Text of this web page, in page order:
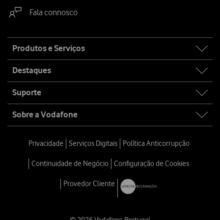
Fala connosco
map
Produtos e Serviços
Destaques
Suporte
Sobre a Vodafone
Privacidade Serviços Digitais Política Anticorrupção
Continuidade de Negócio Configuração de Cookies
Provedor Cliente